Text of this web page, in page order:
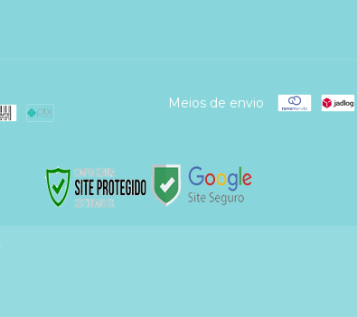
Meios de envio